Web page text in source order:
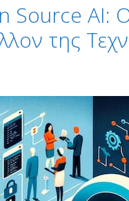
AI:
της